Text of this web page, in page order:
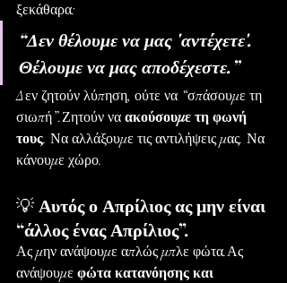
ξεκάθαρα:
“Δεν θέλουμε να μας 'αντέχετε'.
Θέλουμε να μας αποδέχεστε.”
Δεν ζητούν λύπηση, ούτε να “σπάσουμε τη
σιωπή”.Ζητούν να ακούσουμε τη φωνή
τους. Να αλλάξουμε τις αντιλήψεις μας. Να
κάνουμε χώρο.
💡 Αυτός ο Απρίλιος ας μην είναι
“άλλος ένας Απρίλιος”.
Ας μην ανάψουμε απλώς μπλε φώτα.Ας
ανάψουμε φώτα κατανόησης και